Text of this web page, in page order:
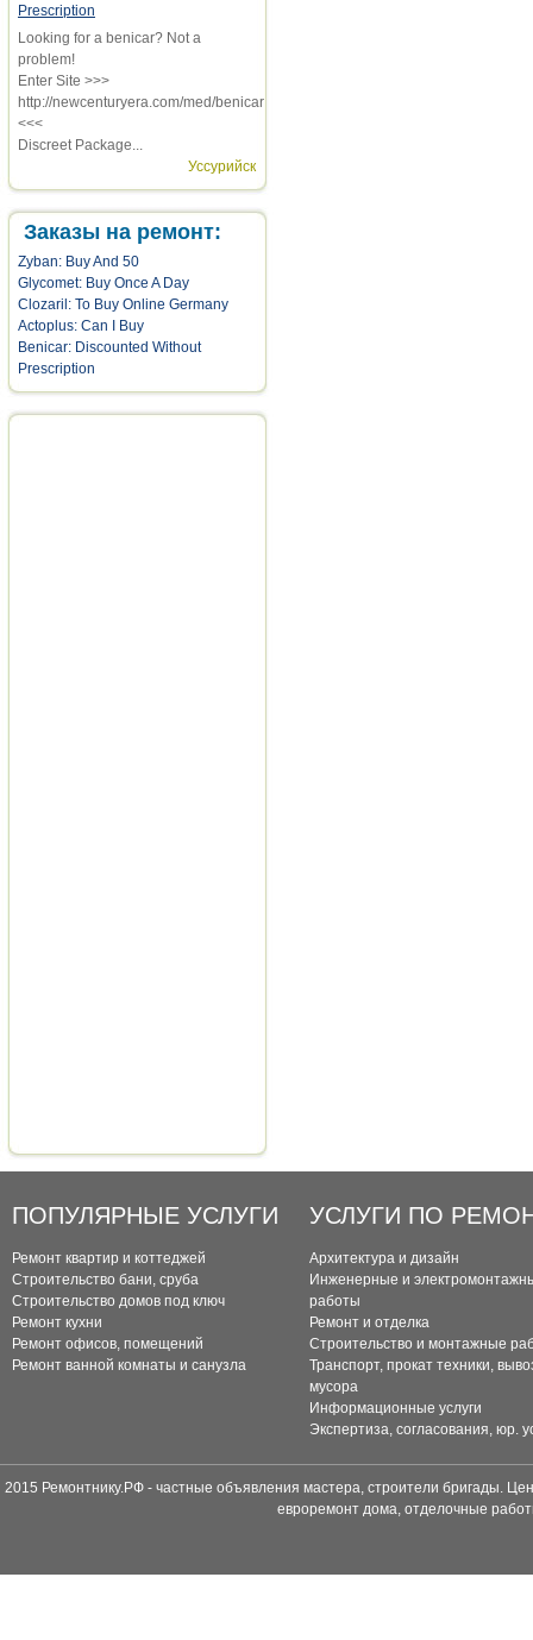
Prescription
Looking for a benicar? Not a
problem!
Enter Site >>>
http://newcenturyera.com/med/benicar
<<<
Discreet Package...
Уссурийск
Заказы на ремонт:
Zyban: Buy And 50
Glycomet: Buy Once A Day
Clozaril: To Buy Online Germany
Actoplus: Can I Buy
Benicar: Discounted Without
Prescription
ПОПУЛЯРНЫЕ УСЛУГИ
Ремонт квартир и коттеджей
Строительство бани, сруба
Строительство домов под ключ
Ремонт кухни
Ремонт офисов, помещений
Ремонт ванной комнаты и санузла
УСЛУГИ ПО
Архитектура и дизайн
Инженерные и
работы
Ремонт и отделка
Строительство и монтажные
Транспорт, прокат техники,
мусора
Информационные услуги
Экспертиза, согласования, юр.
2015 Ремонтнику.РФ - частные объявления мастера, строители бригады.
евроремонт дома, отделочные